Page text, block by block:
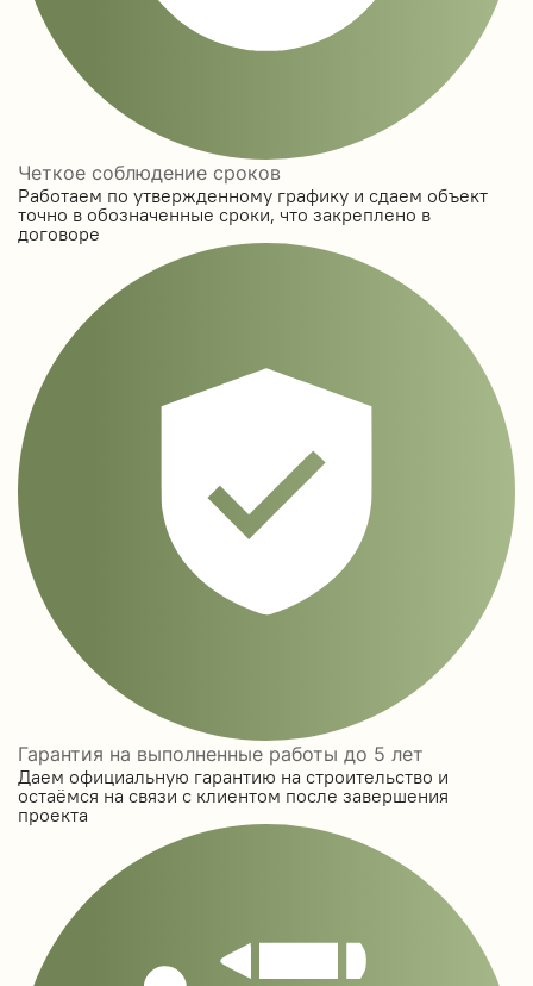
Четкое соблюдение сроков
Работаем по утвержденному графику и сдаем объект
точно в обозначенные сроки, что закреплено в
договоре
Гарантия на выполненные работы до 5 лет
Даем официальную гарантию на строительство и
остаёмся на связи с клиентом после завершения
проекта